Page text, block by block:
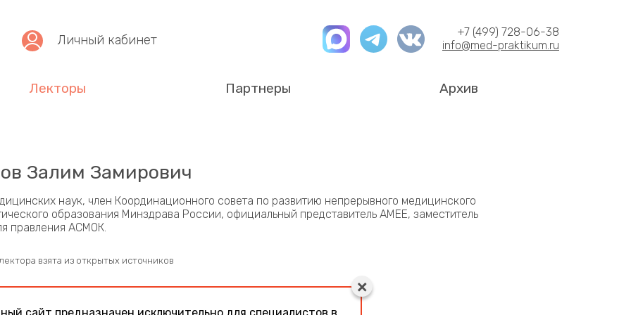
Личный кабинет
+7 (499) 728-06-38
info@med-praktikum.ru
Лекторы Партнеры Архив
Залим Замирович
наук, член Координационного совета по развитию непрерывного медицинского
образования Минздрава России, официальный представитель AMEE, заместитель
правления АСМОК.
взята из открытых источников